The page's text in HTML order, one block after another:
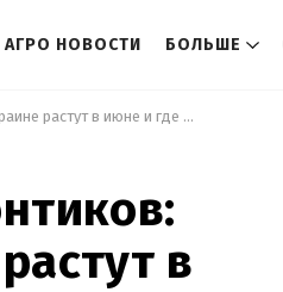
АГРО НОВОСТИ БОЛЬШЕ
От маслят до первых зонтиков: какие грибы в Украине растут в июне и где их искать
в